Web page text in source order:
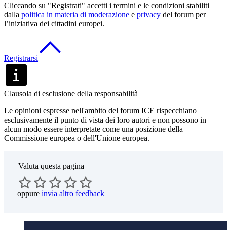
Cliccando su "Registrati" accetti i termini e le condizioni stabiliti
dalla politica in materia di moderazione e privacy del forum per
l’iniziativa dei cittadini europei.
Registrarsi
Clausola di esclusione della responsabilità
Le opinioni espresse nell'ambito del forum ICE rispecchiano
esclusivamente il punto di vista dei loro autori e non possono in
alcun modo essere interpretate come una posizione della
Commissione europea o dell'Unione europea.
Valuta questa pagina
oppure invia altro feedback